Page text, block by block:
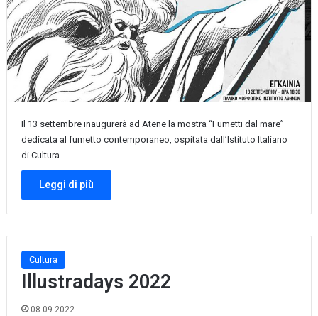
Il 13 settembre inaugurerà ad Atene la mostra “Fumetti dal mare”
dedicata al fumetto contemporaneo, ospitata dall’Istituto Italiano
di Cultura…
Leggi di più
Cultura
Illustradays 2022
08.09.2022